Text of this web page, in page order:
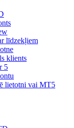
līdzekļiem
klients
5
lietotni vai MT5